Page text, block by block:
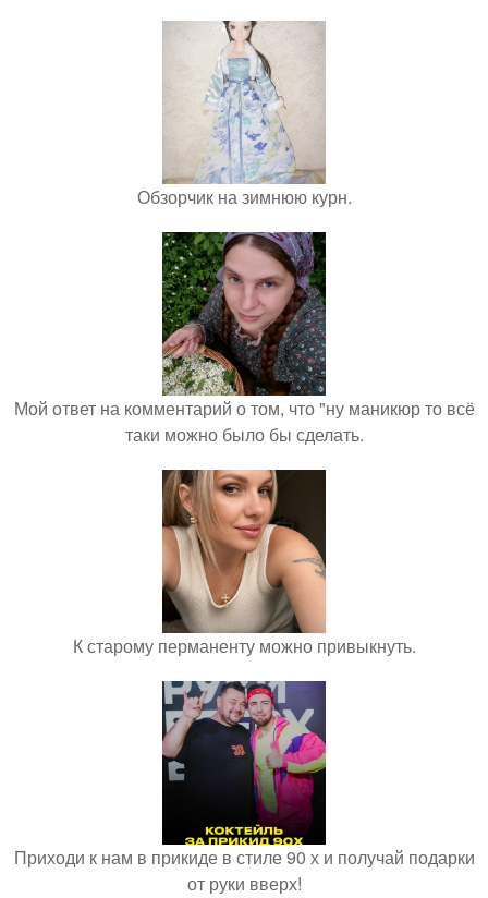
Обзорчик на зимнюю курн.
Мой ответ на комментарий о том, что "ну маникюр то всё
таки можно было бы сделать.
К старому перманенту можно привыкнуть.
Приходи к нам в прикиде в стиле 90 х и получай подарки
от руки вверх!